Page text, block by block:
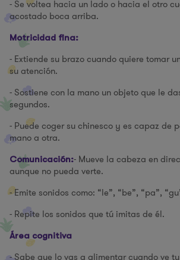
- Se voltea hacia un lado o hacia el otro
acostado boca arriba.
Motricidad fina:
- Extiende su brazo cuando quiere tomar
su atención.
- Sostiene con la mano un objeto que le
segundos.
- Puede coger su chinesco y es capaz de
mano a otra.
Comunicación:- Mueve la cabeza en
aunque no pueda verte.
- Emite sonidos como: “le”, “be”, “pa”,
- Repite los sonidos que tú imitas de él.
Área cognitiva
- Sabe que lo vas a alimentar cuando ve